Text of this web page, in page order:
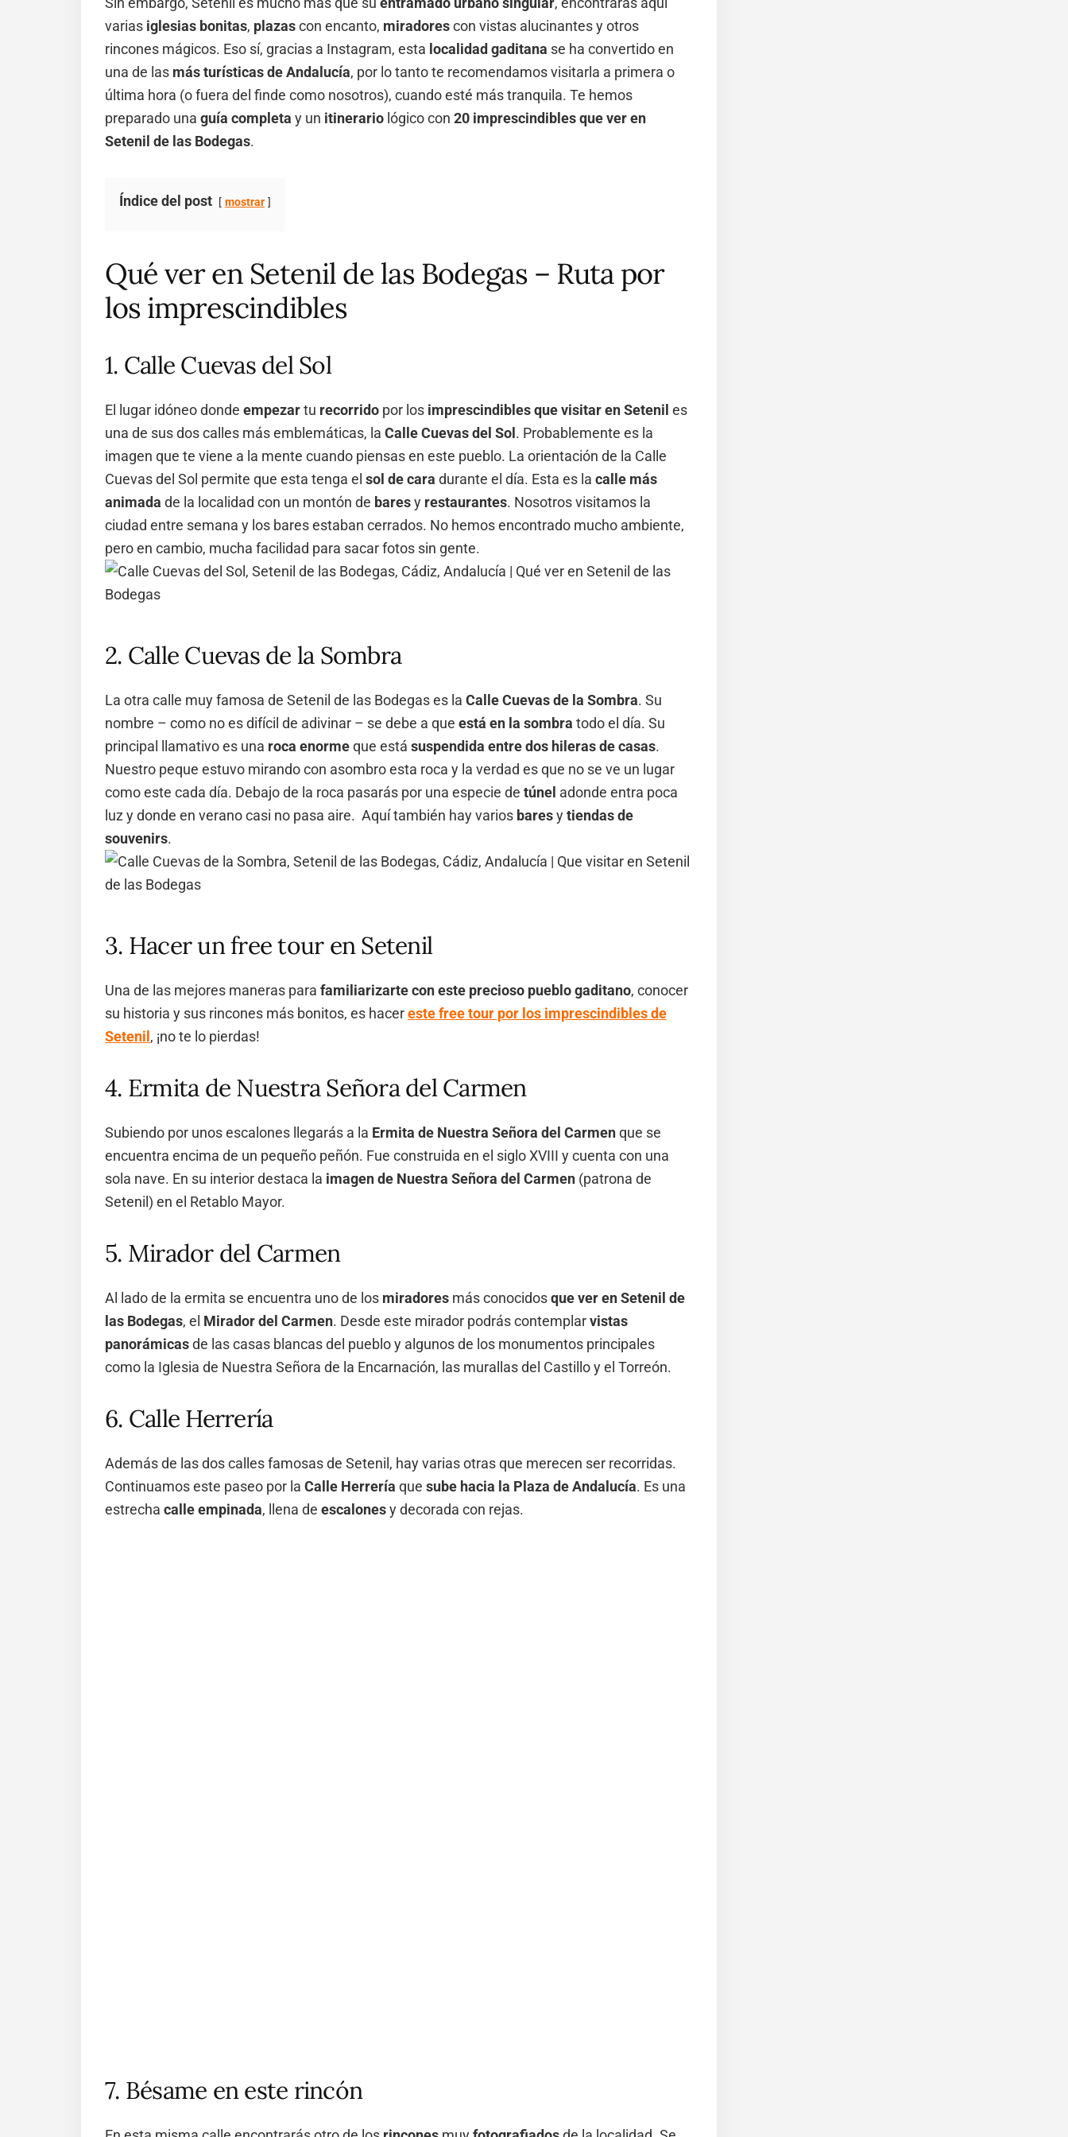
varias iglesias bonitas, plazascon encanto, miradorescon vistas alucinantes y otros
rincones mágicos. Eso sí, gracias a Instagram, esta localidad gaditana se ha convertido en
una de las más turísticas de Andalucía, por lo tanto te recomendamos visitarla a primera o
última hora (o fuera del finde como nosotros), cuando esté más tranquila. Te hemos
preparado una guía completa y un itinerario lógico con 20 imprescindibles que ver en
Setenil de las Bodegas.
Índice del post mostrar
Qué ver en Setenil de las Bodegas – Ruta por
los imprescindibles
1. Calle Cuevas del Sol
El lugar idóneo donde empezartu recorrido por los imprescindibles que visitar en Setenil es
una de sus dos calles más emblemáticas, la Calle Cuevas del Sol . Probablemente es la
imagen que te viene a la mente cuando piensas en este pueblo. La orientación de la Calle
Cuevas del Sol permite que esta tenga el sol de cara durante el día. Esta es la calle más
animada de la localidad con un montón de baresy restaurantes. Nosotros visitamos la
ciudad entre semana y los bares estaban cerrados. No hemos encontrado mucho ambiente,
pero en cambio, mucha facilidad para sacar fotos sin gente.
2. Calle Cuevas de la Sombra
La otra calle muy famosa de Setenil de las Bodegas es la Calle Cuevas de la Sombra. Su
nombre – como no es difícil de adivinar – se debe a que está en la sombra todo el día. Su
principal llamativo es una roca enormeque está suspendida entre dos hileras de casas.
Nuestro peque estuvo mirando con asombro esta roca y la verdad es que no se ve un lugar
como este cada día. Debajo de la roca pasarás por una especie de túnel adonde entra poca
luz y donde en verano casi no pasa aire. Aquí también hay varios baresytiendas de
souvenirs.
3. Hacer un free tour en Setenil
Una de las mejores maneras para familiarizarte con este precioso pueblo gaditano, conocer
su historia y sus rincones más bonitos, es hacereste free tour por los imprescindibles de
Setenil , ¡no te lo pierdas!
4. Ermita de Nuestra Señora del Carmen
Subiendo por unos escalones llegarás a la Ermita de Nuestra Señora del Carmenque se
encuentra encima de un pequeño peñón. Fue construida en el siglo XVIII y cuenta con una
sola nave. En su interior destaca la imagen de Nuestra Señora del Carmen (patrona de
Setenil) en el Retablo Mayor.
5. Mirador del Carmen
Al lado de la ermita se encuentra uno de los miradores más conocidosque ver en Setenil de
las Bodegas, el Mirador del Carmen. Desde este mirador podrás contemplarvistas
panorámicasde las casas blancas del pueblo y algunos de los monumentos principales
como la Iglesia de Nuestra Señora de la Encarnación, las murallas del Castillo y el Torreón.
6. Calle Herrería
Además de las dos calles famosas de Setenil, hay varias otras que merecen ser recorridas.
Continuamos este paseo por la Calle Herrería que sube hacia la Plaza de Andalucía. Es una
estrecha calle empinada, llena de escalonesy decorada con rejas.
7. Bésame en este rincón